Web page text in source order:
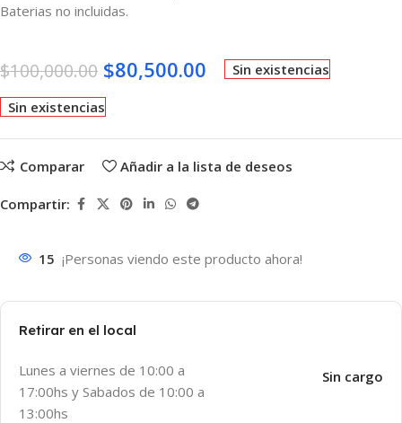
Baterias no incluidas.
$100,000.00 $80,500.00 Sin existencias
Sin existencias
Comparar Añadir a la lista de deseos
Compartir:
15 ¡Personas viendo este producto ahora!
Retirar en el local
Lunes a viernes de 10:00 a
17:00hs y Sabados de 10:00 a
13:00hs
Sin cargo